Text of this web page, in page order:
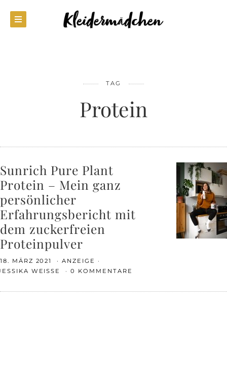
TAG
Protein
Sunrich Pure Plant
Protein – Mein ganz
persönlicher
Erfahrungsbericht mit
dem zuckerfreien
Proteinpulver
18. MÄRZ 2021
ANZEIGE
WEISSE
0 KOMMENTARE